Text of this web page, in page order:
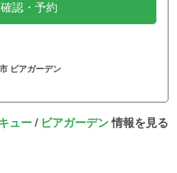
認・予約
ビアガーデン
ュー/ ビアガーデン情報を見る